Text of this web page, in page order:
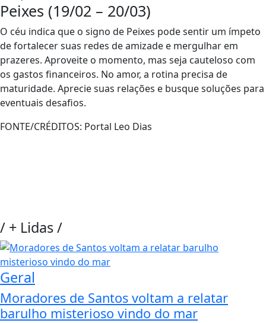
Peixes (19/02 – 20/03)
O céu indica que o signo de Peixes pode sentir um ímpeto
de fortalecer suas redes de amizade e mergulhar em
prazeres. Aproveite o momento, mas seja cauteloso com
os gastos financeiros. No amor, a rotina precisa de
maturidade. Aprecie suas relações e busque soluções para
eventuais desafios.
FONTE/CRÉDITOS: Portal Leo Dias
/ + Lidas/
Geral
Moradores de Santos voltam a relatar
barulho misterioso vindo do mar